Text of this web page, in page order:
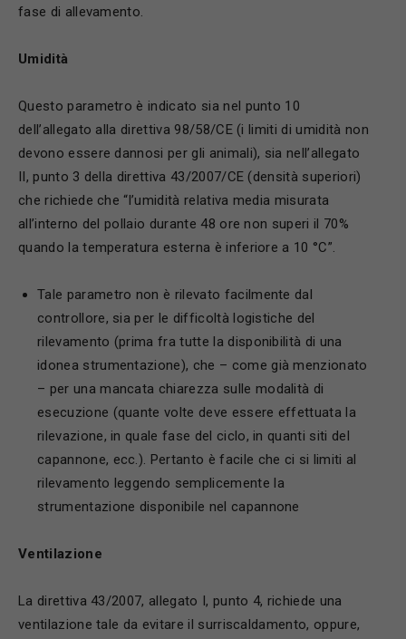
fase di allevamento.
Umidità
Questo parametro è indicato sia nel punto 10
dell’allegato alla direttiva 98/58/CE (i limiti di umidità non
devono essere dannosi per gli animali), sia nell’allegato
II, punto 3 della direttiva 43/2007/CE (densità superiori)
che richiede che “l’umidità relativa media misurata
all’interno del pollaio durante 48 ore non superi il 70%
quando la temperatura esterna è inferiore a 10 °C”.
Tale parametro non è rilevato facilmente dal
controllore, sia per le difficoltà logistiche del
rilevamento (prima fra tutte la disponibilità di una
idonea strumentazione), che – come già menzionato
– per una mancata chiarezza sulle modalità di
esecuzione (quante volte deve essere effettuata la
rilevazione, in quale fase del ciclo, in quanti siti del
capannone, ecc.). Pertanto è facile che ci si limiti al
rilevamento leggendo semplicemente la
strumentazione disponibile nel capannone
Ventilazione
La direttiva 43/2007, allegato I, punto 4, richiede una
ventilazione tale da evitare il surriscaldamento, oppure,